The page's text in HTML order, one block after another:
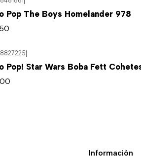
Pop The Boys Homelander 978
Pop! Star Wars Boba Fett
Información